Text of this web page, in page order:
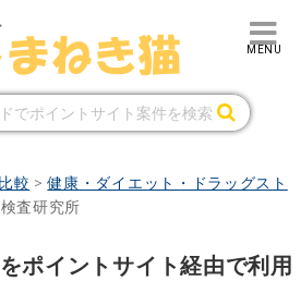
較 >健康・ダイエット・ドラッグスト
査研究所
ポイントサイト経由で利用